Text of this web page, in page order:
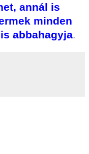
annál is
minden
abbahagyja.